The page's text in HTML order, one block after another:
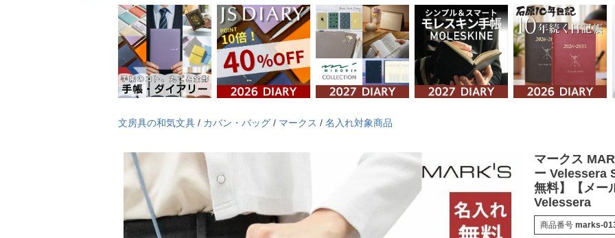
文房具の和気文具 / カバン・バッグ / マークス / 名入れ対象商品
マークス
ー Velessera
無料】【メー
Velessera
商品番号 marks-